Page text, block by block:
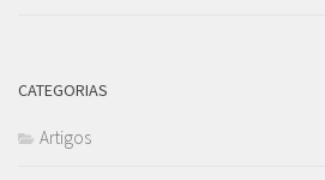
CATEGORIAS
Artigos